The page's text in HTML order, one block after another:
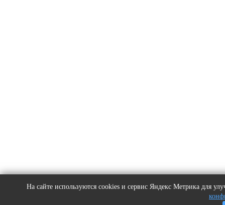
На сайте используются cookies и сервис Яндекс Метрика для